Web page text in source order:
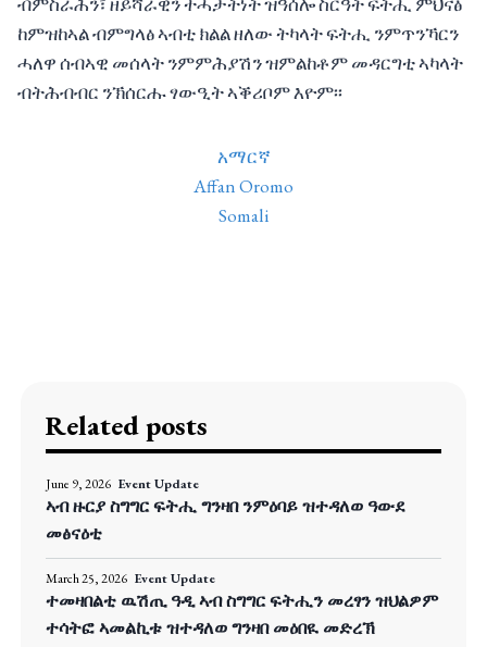
ብምስራሕን፣ ዘይሻራዊን ተሓታትነት ዝዓሰሎ ስርዓት ፍትሒ ምህናፅ
ከምዝከኣል ብምግላፅ ኣብቲ ክልል ዘለው ትካላት ፍትሒ ንምጥንኻርን
ሓለዋ ሰብኣዊ መሰላት ንምምሕያሽን ዝምልከቶም መዳርግቲ ኣካላት
ብትሕብብር ንኽሰርሑ ፃውዒት ኣቕሪቦም እዮም፡፡
አማርኛ
Affan Oromo
Somali
Related posts
June 9, 2026 Event Update
ኣብ ዙርያ ስግግር ፍትሒ ግንዛበ ንምዕባይ ዝተዳለወ ዓውደ
መፅናዕቲ
March 25, 2026 Event Update
ተመዛበልቲ ዉሽጢ ዓዲ ኣብ ስግግር ፍትሒን መረፃን ዝህልዎም
ተሳትፎ ኣመልኪቱ ዝተዳለወ ግንዛበ መዕበዪ መድረኽ